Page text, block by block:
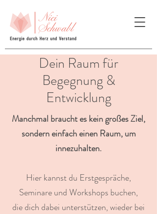
Dein Raum für
Begegnung &
Entwicklung
Manchmal braucht es kein großes Ziel,
sondern einfach einen Raum, um
innezuhalten.
Hier kannst du Erstgespräche,
Seminare und Workshops buchen,
die dich dabei unterstützen, wieder bei